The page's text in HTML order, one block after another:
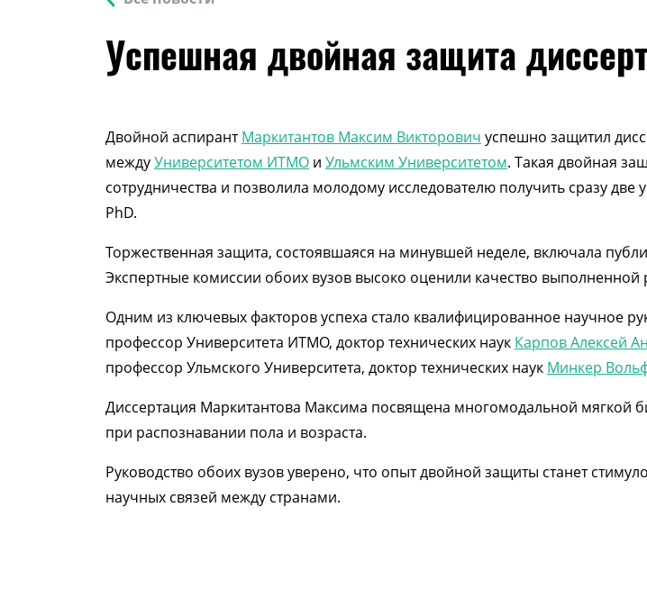
Успешная двойная защита
Двойной аспирантМаркитантов Максим Викторович успешно защитил
междуУниверситетом ИТМО и Ульмским Университетом. Такая двойная
сотрудничества и позволила молодому исследователю получить сразу
PhD.
Торжественная защита, состоявшаяся на минувшей неделе, включала
Экспертные комиссии обоих вузов высоко оценили качество выполненной
Одним из ключевых факторов успеха стало квалифицированное научное
профессор Университета ИТМО, доктор технических наук Карпов Алексей
профессор Ульмского Университета, доктор технических наук Минкер
Диссертация Маркитантова Максима посвящена многомодальной мягкой
при распознавании пола и возраста.
Руководство обоих вузов уверено, что опыт двойной защиты станет
научных связей между странами.